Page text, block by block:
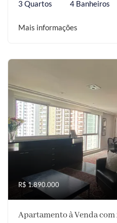
3 Quartos 4 Banheiros
Mais informações
R$ 1.890.000
Apartamento à Venda com